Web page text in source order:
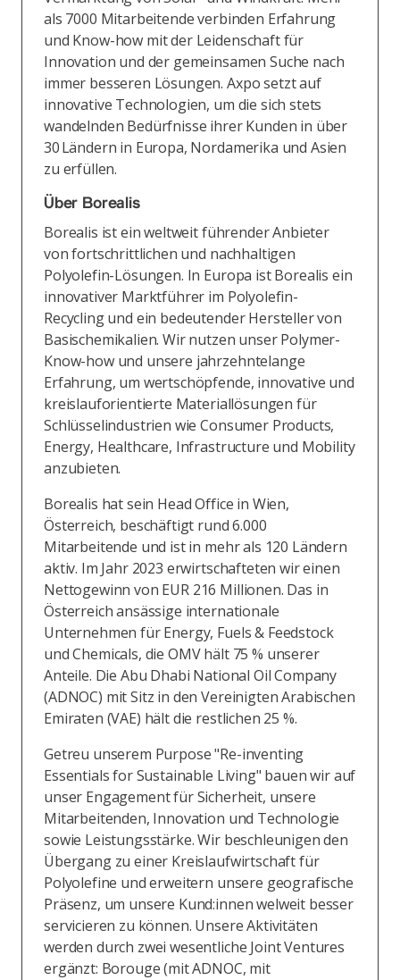
als 7000 Mitarbeitende verbinden Erfahrung
und Know-how mit der Leidenschaft für
Innovation und der gemeinsamen Suche nach
immer besseren Lösungen. Axpo setzt auf
innovative Technologien, um die sich stets
wandelnden Bedürfnisse ihrer Kunden in über
30 Ländern in Europa, Nordamerika und Asien
zu erfüllen.
Über Borealis
Borealis ist ein weltweit führender Anbieter
von fortschrittlichen und nachhaltigen
Polyolefin-Lösungen. In Europa ist Borealis ein
innovativer Marktführer im Polyolefin-
Recycling und ein bedeutender Hersteller von
Basischemikalien. Wir nutzen unser Polymer-
Know-how und unsere jahrzehntelange
Erfahrung, um wertschöpfende, innovative und
kreislauforientierte Materiallösungen für
Schlüsselindustrien wie Consumer Products,
Energy, Healthcare, Infrastructure und Mobility
anzubieten.
Borealis hat sein Head Office in Wien,
Österreich, beschäftigt rund 6.000
Mitarbeitende und ist in mehr als 120 Ländern
aktiv. Im Jahr 2023 erwirtschafteten wir einen
Nettogewinn von EUR 216 Millionen. Das in
Österreich ansässige internationale
Unternehmen für Energy, Fuels & Feedstock
und Chemicals, die OMV hält 75 % unserer
Anteile. Die Abu Dhabi National Oil Company
(ADNOC) mit Sitz in den Vereinigten Arabischen
Emiraten (VAE) hält die restlichen 25 %.
Getreu unserem Purpose "Re-inventing
Essentials for Sustainable Living" bauen wir auf
unser Engagement für Sicherheit, unsere
Mitarbeitenden, Innovation und Technologie
sowie Leistungsstärke. Wir beschleunigen den
Übergang zu einer Kreislaufwirtschaft für
Polyolefine und erweitern unsere geografische
Präsenz, um unsere Kund:innen welweit besser
servicieren zu können. Unsere Aktivitäten
werden durch zwei wesentliche Joint Ventures
ergänzt: Borouge (mit ADNOC, mit